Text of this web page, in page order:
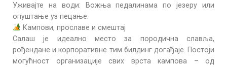
​Уживајте на води: Вожња педалинама по језеру или
опуштање уз пецање.
Кампови, прославе и смештај
Салаш је идеално место за породична славља,
рођендане и корпоративне тим билдинг догађаје. Постоји
могућност организације свих врста кампова – од